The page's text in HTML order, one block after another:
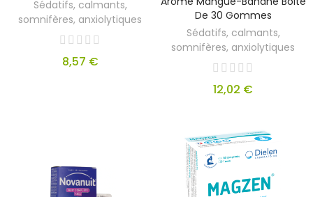
Sédatifs, calmants,
somnifères, anxiolytiques
8,57 €
De 30 Gommes
Sédatifs, calmants,
somnifères, anxiolytiques
12,02 €